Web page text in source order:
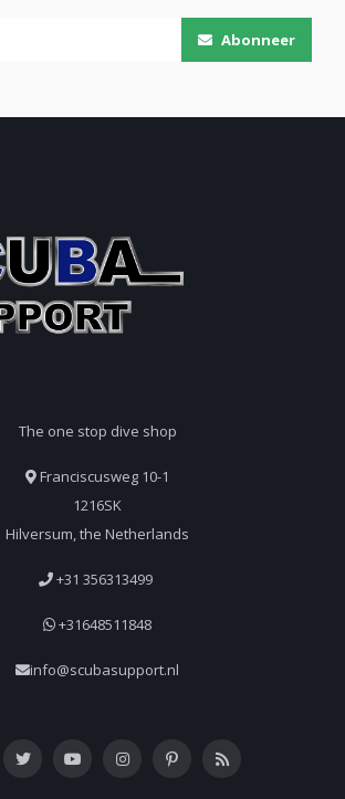
Abonneer
The one stop dive shop
Franciscusweg 10-1
1216SK
Hilversum, the Netherlands
+31 356313499
+31648511848
info@scubasupport.nl